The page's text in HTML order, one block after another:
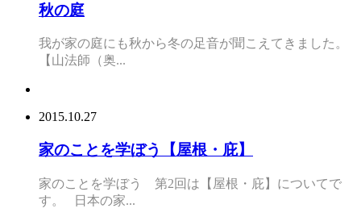
秋の庭
我が家の庭にも秋から冬の足音が聞こえてきました。
【山法師（奥...
2015.10.27
家のことを学ぼう【屋根・庇】
家のことを学ぼう 第2回は【屋根・庇】についてで
す。 日本の家...